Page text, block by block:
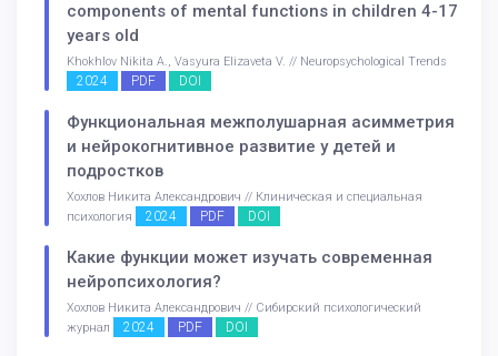
components of mental functions in children 4-17
years old
Khokhlov Nikita A., Vasyura Elizaveta V. // Neuropsychological Trends
2024 PDF DOI
Функциональная межполушарная асимметрия
и нейрокогнитивное развитие у детей и
подростков
Хохлов Никита Александрович // Клиническая и специальная
психология
2024 PDF DOI
Какие функции может изучать современная
нейропсихология?
Хохлов Никита Александрович // Сибирский психологический
журнал
2024 PDF DOI